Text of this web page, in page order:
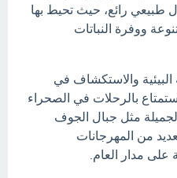
طبيعي رائع، حيث تحيط بها
ووفرة النباتات
والاستكشاف في
بالرحلات في الصحراء
مثل جبال الجوف
من المهرجانات
على مدار العام.